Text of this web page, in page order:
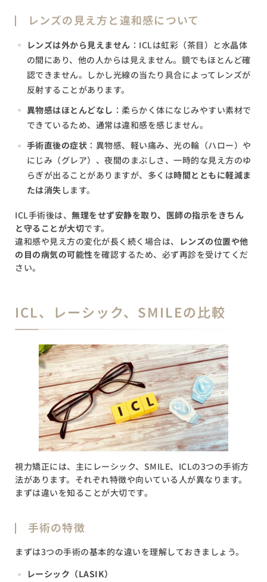
レンズの見え方と違和感について
レンズは外から見えません ：ICLは虹彩（茶目）と水晶体
の間にあり、他の人からは見えません。鏡でもほとんど確
認できません。しかし光線の当たり具合によってレンズが
反射することがあります。
異物感はほとんどなし ：柔らかく体になじみやすい素材で
できているため、通常は違和感を感じません。
手術直後の症状 ：異物感、軽い痛み、光の輪（ハロー）や
にじみ（グレア）、夜間のまぶしさ、一時的な見え方のゆ
らぎが出ることがありますが、多くは時間とともに軽減ま
たは消失 します。
ICL手術後は、 無理をせず安静を取り、医師の指示をきちん
と守ることが大切です。
違和感や見え方の変化が長く続く場合は、
レンズの位置や他
の目の病気の可能性を確認するため、必ず再診を受けてくだ
さい。
ICL、レーシック、SMILEの比較
視力矯正には、主にレーシック、SMILE、ICLの3つの手術方
法があります。それぞれ特徴や向いている人が異なります。
まずは違いを知ることが大切です。
手術の特徴
まずは3つの手術の基本的な違いを理解しておきましょう。
レーシック（LASIK）